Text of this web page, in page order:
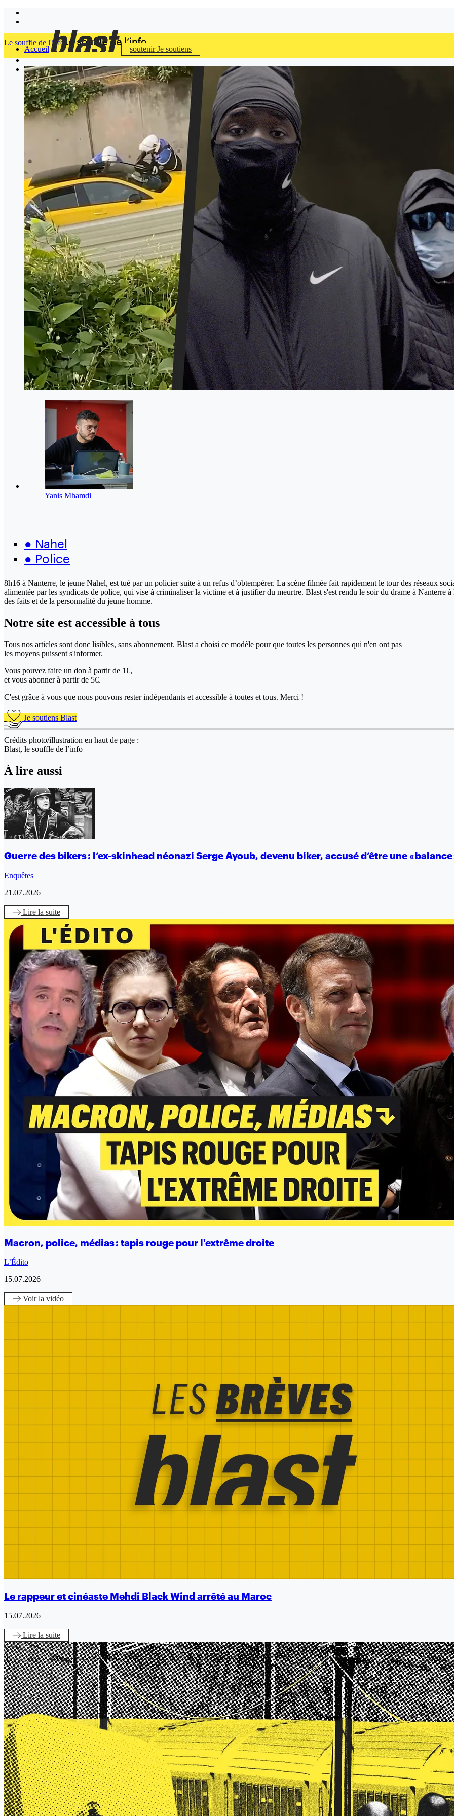
Accueil soutenirJe soutiens
Le souffle de l'info
Yanis Mhamdi
● Nahel
● Police
8h16 à Nanterre, le jeune Nahel, est tué par un policier suite à un refus d’obtempérer. La scène filmée fait rapidement le tour des réseaux
alimentée par les syndicats de police, qui vise à criminaliser la victime et à justifier du meurtre. Blast s'est rendu le soir du drame à Nanterre
des faits et de la personnalité du jeune homme.
Notre site est accessible à tous
Tous nos articles sont donc lisibles, sans abonnement. Blast a choisi ce modèle pour que toutes les personnes qui n'en ont pas
les moyens puissent s'informer.
Vous pouvez faire un don à partir de 1€,
et vous abonner à partir de 5€.
C'est grâce à vous que nous pouvons rester indépendants et accessible à toutes et tous. Merci !
Je soutiens Blast
Crédits photo/illustration en haut de page :
Blast, le souffle de l’info
À lire aussi
Guerre des bikers : l’ex-skinhead néonazi Serge Ayoub, devenu biker, accusé d’être une « balance
Enquêtes
21.07.2026
Lire la suite
Macron, police, médias : tapis rouge pour l'extrême droite
L’Édito
15.07.2026
Voirla vidéo
Le rappeur et cinéaste Mehdi Black Wind arrêté au Maroc
15.07.2026
Lire la suite